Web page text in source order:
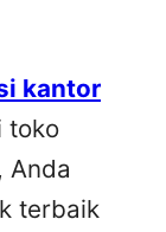
kantor
toko
Anda
terbaik